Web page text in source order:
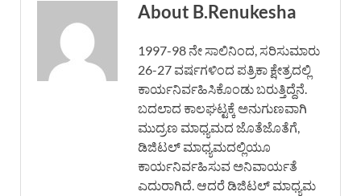
About B.Renukesha
1997-98 ನೇ ಸಾಲಿನಿಂದ, ಸರಿಸುಮಾರು
26-27 ವರ್ಷಗಳಿಂದ ಪತ್ರಿಕಾ ಕ್ಷೇತ್ರದಲ್ಲಿ
ಕಾರ್ಯನಿರ್ವಹಿಸಿಕೊಂಡು ಬರುತ್ತಿದ್ದೆನೆ.
ಬದಲಾದ ಕಾಲಘಟ್ಟಕ್ಕೆ ಅನುಗುಣವಾಗಿ
ಮುದ್ರಣ ಮಾಧ್ಯಮದ ಜೊತೆಜೊತೆಗೆ,
ಡಿಜಿಟಲ್ ಮಾಧ್ಯಮದಲ್ಲಿಯೂ
ಕಾರ್ಯನಿರ್ವಹಿಸುವ ಅನಿವಾರ್ಯತೆ
ಎದುರಾಗಿದೆ. ಆದರೆ ಡಿಜಿಟಲ್ ಮಾಧ್ಯಮ